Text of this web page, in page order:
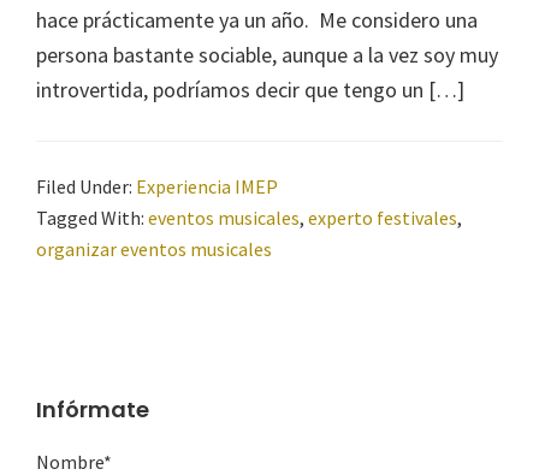
hace prácticamente ya un año. Me considero una
persona bastante sociable, aunque a la vez soy muy
introvertida, podríamos decir que tengo un […]
Filed Under: Experiencia IMEP
Tagged With: eventos musicales, experto festivales,
organizar eventos musicales
Infórmate
Nombre*